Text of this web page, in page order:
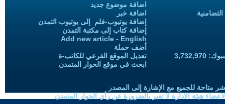
اضافة موضوع جديد
اضافة خبر
إضافة يوتيوب-فلم إلى يوتيوب التمدن
إضافة كتاب إلى مكتبة التمدن
Add new article - English
أضف حملة
تعديل الموقع الفرعي للكاتب-ة
ابحث في موقع الحوار المتمدن
متاحة للجميع مع الإشارة إلى المصدر
هيئة الادارة لا تعبر بالضرورة عن رأي الحوار المتمدن